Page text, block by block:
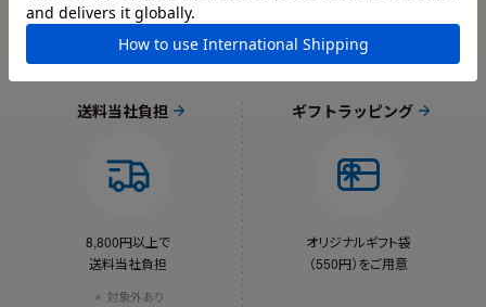
送料当社負担
8,800円以上で
送料当社負担
対象外あり
ギフトラッピング
オリジナルギフト袋
（550円）をご用意